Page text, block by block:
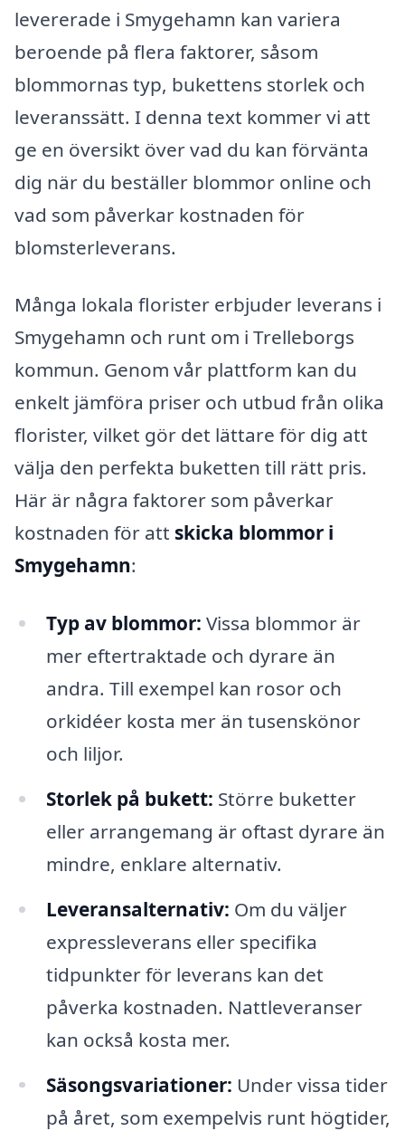
levererade i Smygehamn kan variera
beroende på flera faktorer, såsom
blommornas typ, bukettens storlek och
leveranssätt. I denna text kommer vi att
ge en översikt över vad du kan förvänta
dig när du beställer blommor online och
vad som påverkar kostnaden för
blomsterleverans.
Många lokala florister erbjuder leverans i
Smygehamn och runt om i Trelleborgs
kommun. Genom vår plattform kan du
enkelt jämföra priser och utbud från olika
florister, vilket gör det lättare för dig att
välja den perfekta buketten till rätt pris.
Här är några faktorer som påverkar
kostnaden för att skicka blommor i
Smygehamn:
Typ av blommor: Vissa blommor är
mer eftertraktade och dyrare än
andra. Till exempel kan rosor och
orkidéer kosta mer än tusenskönor
och liljor.
Storlek på bukett: Större buketter
eller arrangemang är oftast dyrare än
mindre, enklare alternativ.
Leveransalternativ: Om du väljer
expressleverans eller specifika
tidpunkter för leverans kan det
påverka kostnaden. Nattleveranser
kan också kosta mer.
Säsongsvariationer: Under vissa tider
på året, som exempelvis runt högtider,